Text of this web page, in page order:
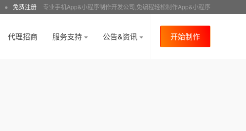
● 免费注册 专业手机App&小程序制作开发公司,免编程轻松制作App&小程序
代理招商 服务支持 公告&资讯 开始制作